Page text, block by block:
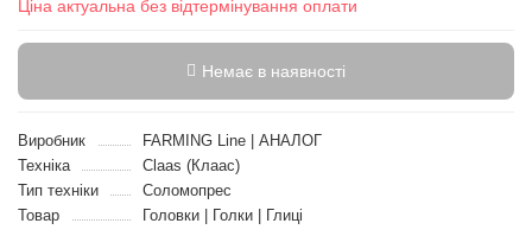
Ціна актуальна без відтермінування оплати
Немає в наявності
Виробник
FARMING Line | АНАЛОГ
Техніка
Claas (Клаас)
Тип техніки
Соломопрес
Товар
Головки | Голки | Глиці